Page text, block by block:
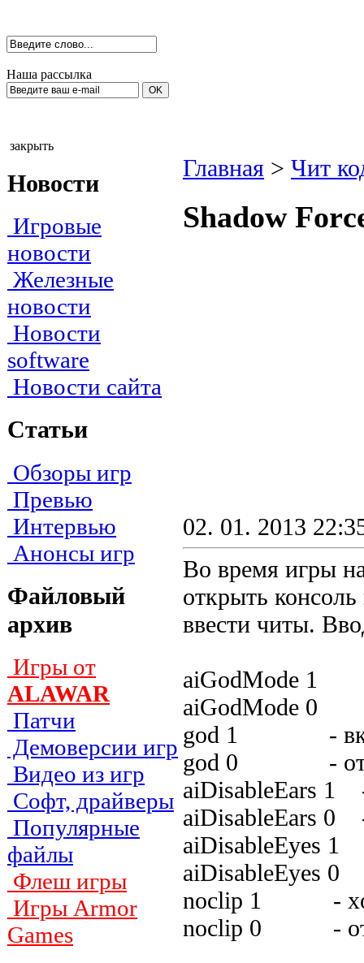
Наша рассылка
закрыть
Новости
Игровые
новости
Железные
новости
Новости
software
Новости сайта
Статьи
Обзоры игр
Превью
Интервью
Анонсы игр
Файловый
архив
Игры от
ALAWAR
Патчи
Демоверсии игр
Видео из игр
Софт, драйверы
Популярные
файлы
Флеш игры
Игры Armor
Games
Главная > Чит
Shаdоw
02. 01. 2013
Во время игры
открыть консоль
ввecти читы.
aiGodMode 1 -
aiGodMode 0 -
god 1 -
god 0 -
aiDisableEars 1
aiDisableEars 0
aiDisableEyes 1
aiDisableEyes 0
noclip 1 -
noclip 0 -